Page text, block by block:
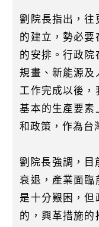
劉院長指出，往
的建立，勢必要
的安排。行政院
規畫、新能源及
工作完成以後，
基本的生產要素
和政策，作為台
劉院長強調，目
衰退，產業面臨
是十分艱困，但
的，興革措施的